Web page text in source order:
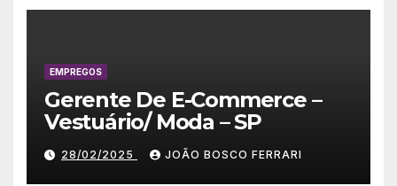
EMPREGOS
Gerente De E-Commerce –
Vestuário/ Moda – SP
28/02/2025 JOÃO BOSCO FERRARI